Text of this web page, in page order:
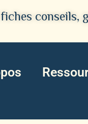
conseils,